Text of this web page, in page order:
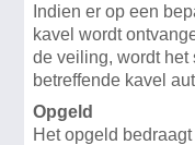
Indien er op een
kavel wordt
de veiling, wordt
betreffende kavel
Opgeld
Het opgeld